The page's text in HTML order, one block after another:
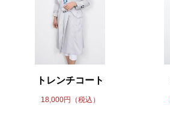
トレンチコート
18,000円（税込）